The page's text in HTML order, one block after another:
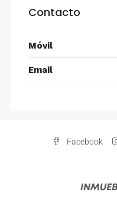
Contacto
Móvil
Email
Facebook